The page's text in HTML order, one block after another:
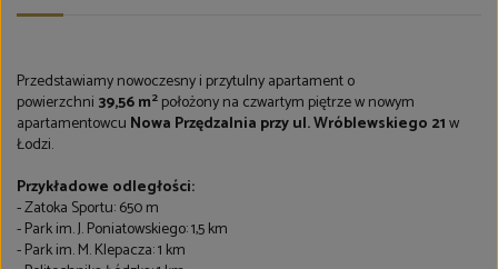
Przedstawiamy nowoczesny i przytulny apartament o
powierzchni 39,56m2 położony na czwartym piętrze w nowym
apartamentowcu Nowa Przędzalnia przy ul. Wróblewskiego 21w
Łodzi.
Przykładowe odległości:
- Zatoka Sportu: 650 m
- Park im. J. Poniatowskiego: 1,5 km
- Park im. M. Klepacza: 1 km